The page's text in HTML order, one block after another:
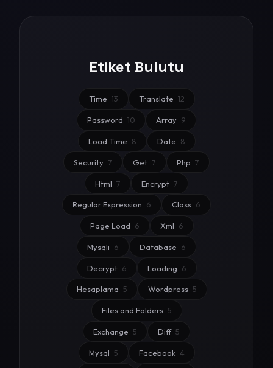
Etiket Bulutu
Time 13 Translate 12
Password 10 Array 9
Load Time 8 Date 8
Security 7 Get 7 Php 7
Html 7 Encrypt 7
Regular Expression 6 Class 6
Page Load 6 Xml 6
Mysqli 6 Database 6
Decrypt 6 Loading 6
Hesaplama 5 Wordpress 5
Files and Folders 5
Exchange 5 Diff 5
Mysql 5 Facebook 4